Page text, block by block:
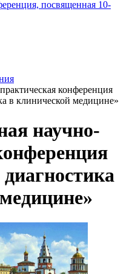
посвященная 10-
конференция
в клинической медицине»
научно-